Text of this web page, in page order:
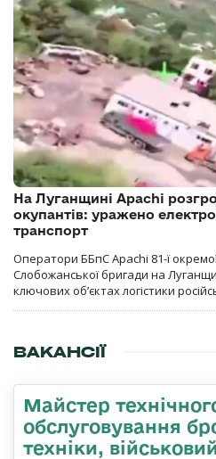
На Луганщині Apachi
окупантів: уражено
транспорт
Оператори ББпС Apachi 81-ї
Слобожанської бригади на
ключових об’єктах логістики
ВАКАНСІЇ
Майстер
обслуговування
техніки,